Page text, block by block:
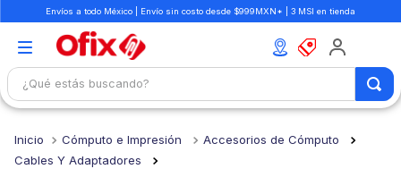
Envíos a todo México | Envío sin costo desde $999MXN* | 3 MSI en tienda
¿Qué estás buscando?
Cómputo e Impresión
Accesorios de Cómputo
Cables Y Adaptadores
1.
mochilas